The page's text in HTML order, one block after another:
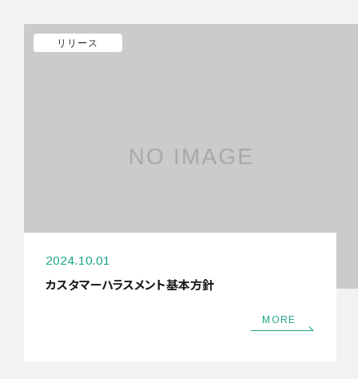
2024.10.01
カスタマーハラスメント基本方針
MORE
リリース